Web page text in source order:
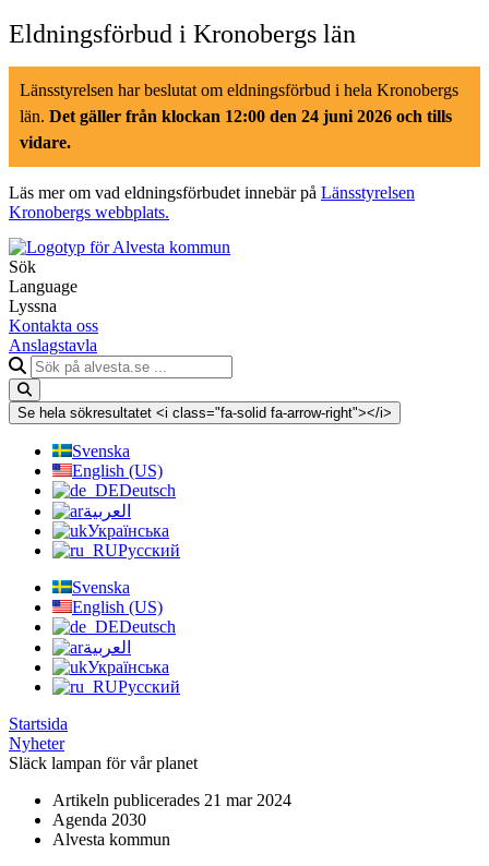
Hoppa
till
innehåll
Eldningsförbud i Kronobergs län
Länsstyrelsen har beslutat om eldningsförbud i hela Kronobergs
län. Det gäller från klockan 12:00 den 24 juni 2026 och tills
vidare.
Läs mer om vad eldningsförbudet innebär på Länsstyrelsen
Kronobergs webbplats.
Sök
Language
Lyssna
Kontakta oss
Anslagstavla
Sök
på
alvesta.se
Se hela sökresultatet <i class="fa-solid fa-arrow-right"></i>
Svenska
English (US)
Deutsch
العربية
Українська
Русский
Svenska
English (US)
Deutsch
العربية
Українська
Русский
Startsida
Nyheter
Släck lampan för vår planet
Artikeln publicerades 21 mar 2024
Agenda 2030
Alvesta kommun